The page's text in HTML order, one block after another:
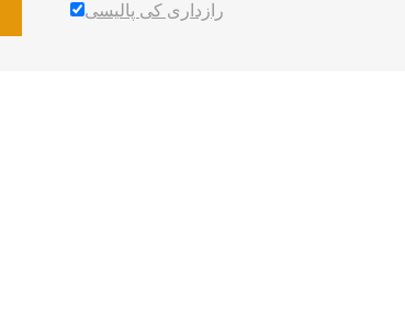
رازداری کی پالیسی